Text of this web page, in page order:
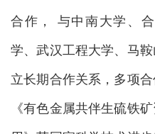
合作， 与中南大学、
学、武汉工程大学、马
立长期合作关系，多项
《有色金属共伴生硫铁